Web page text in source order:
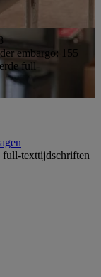
embargo: 155
full-
​full-texttijdschriften